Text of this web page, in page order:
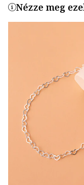
Nézze meg